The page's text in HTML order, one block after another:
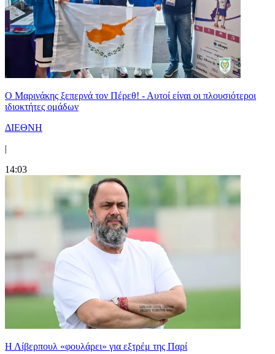
Ο Μαρινάκης ξεπερνά τον Πέρεθ! - Αυτοί είναι οι πλουσιότεροι
ιδιοκτήτες ομάδων
ΔΙΕΘΝΗ
|
14:03
Η Λίβερπουλ «φουλάρει» για εξτρέμ της Παρί